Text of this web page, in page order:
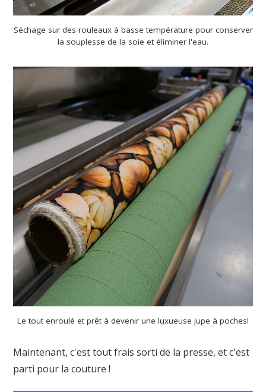
Séchage sur des rouleaux à basse température pour conserver
la souplesse de la soie et éliminer l'eau.
Le tout enroulé et prêt à devenir une luxueuse jupe à poches!
Maintenant, c'est tout frais sorti de la presse, et c'est
parti pour la couture !